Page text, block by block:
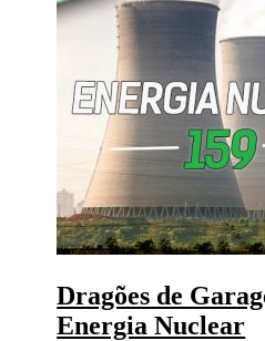
Dragões de
Energia Nuclear